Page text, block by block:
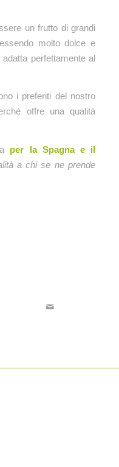
un frutto di grandi
molto dolce e
perfettamente al
i preferiti del nostro
offre una qualità
per la Spagna e il
a chi se ne prende